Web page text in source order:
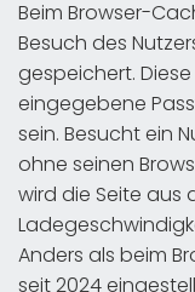
Beim Browser-
Besuch des
gespeichert.
eingegebene
sein. Besucht ein
ohne seinen
wird die Seite aus
Anders als beim
seit 2024